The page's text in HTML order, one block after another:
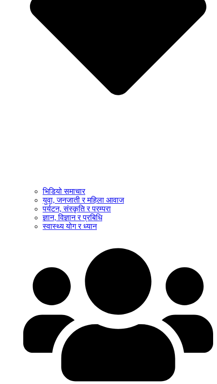
भिडियो समाचार
युवा, जनजाती र महिला आवाज
पर्यटन, संस्कृति र परम्परा
ज्ञान, विज्ञान र प्रबिधि
स्वास्थ्य योग र ध्यान